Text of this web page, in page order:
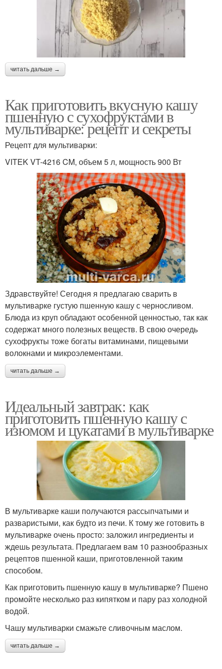
читать дальше →
Как приготовить вкусную кашу
пшенную с сухофруктами в
мультиварке: рецепт и секреты
Рецепт для мультиварки:
VITEK VT-4216 CM, объем 5 л, мощность 900 Вт
Здравствуйте! Сегодня я предлагаю сварить в
мультиварке густую пшенную кашу с черносливом.
Блюда из круп обладают особенной ценностью, так как
содержат много полезных веществ. В свою очередь
сухофрукты тоже богаты витаминами, пищевыми
волокнами и микроэлементами.
читать дальше →
Идеальный завтрак: как
приготовить пшенную кашу с
изюмом и цукатами в мультиварке
В мультиварке каши получаются рассыпчатыми и
разваристыми, как будто из печи. К тому же готовить в
мультиварке очень просто: заложил ингредиенты и
ждешь результата. Предлагаем вам 10 разнообразных
рецептов пшенной каши, приготовленной таким
способом.
Как приготовить пшенную кашу в мультиварке? Пшено
промойте несколько раз кипятком и пару раз холодной
водой.
Чашу мультиварки смажьте сливочным маслом.
читать дальше →